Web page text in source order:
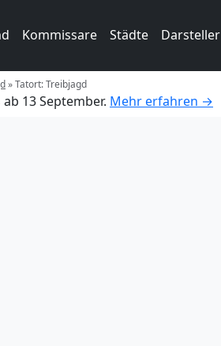
Kommissare Städte Darsteller
»Tatort: Treibjagd
13 September. Mehr erfahren →